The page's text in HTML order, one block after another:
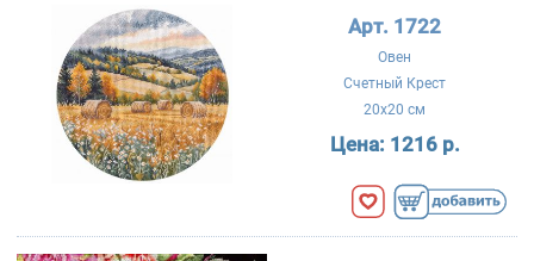
Арт. 1722
Овен
Счетный Крест
20x20 см
Цена: 1216 р.